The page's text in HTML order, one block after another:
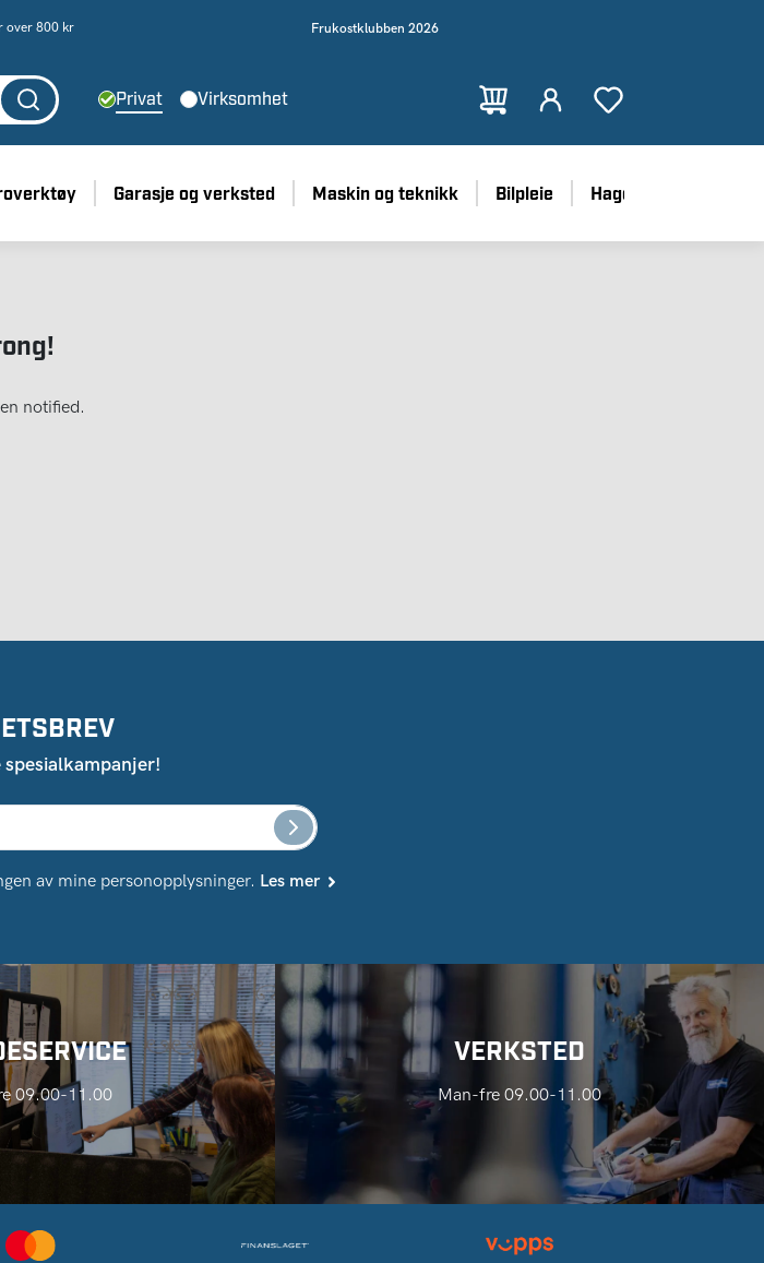
over 800 kr Frukostklubben 2026
Privat Virksomhet
Garasje og verksted Maskin og teknikk Bilpleie Hage
notified.
spesialkampanjer!
av mine personopplysninger. Les mer
09.00-11.00
VERKSTED
Man-fre 09.00-11.00